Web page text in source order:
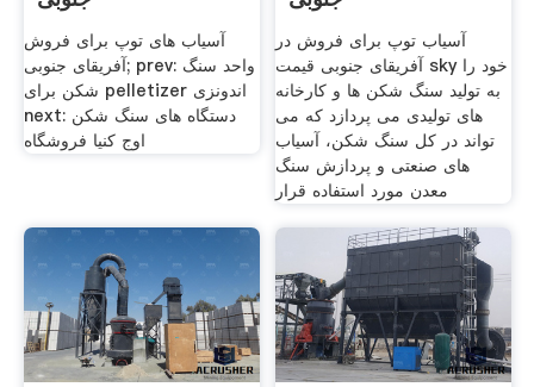
آسیاب های توپ برای فروش
آفریقای جنوبی; prev: واحد سنگ
شکن برای pelletizer اندونزی
next: دستگاه های سنگ شکن
اوج کنیا فروشگاه
آسیاب توپ برای فروش در
آفریقای جنوبی قیمت sky خود را
به تولید سنگ شکن ها و کارخانه
های تولیدی می پردازد که می
تواند در کل سنگ شکن، آسیاب
های صنعتی و پردازش سنگ
معدن مورد استفاده قرار